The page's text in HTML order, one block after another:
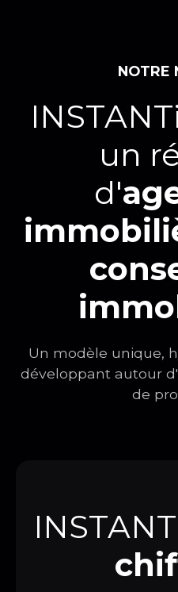
NOTRE
un
d'
Un modèle unique,
développant autour
de